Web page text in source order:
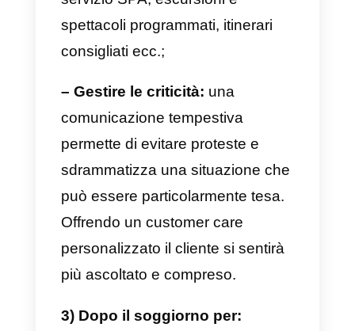
agli ospiti in arrivo, per esempio
orari del check-in, sulla possibilità
di poter mangiare in hotel a loro
arrivo, permettendo ai clienti di
essere informati su tutto e alla
struttura di organizzarsi al meglio.
2) Durante il soggiorno degli
ospiti per: